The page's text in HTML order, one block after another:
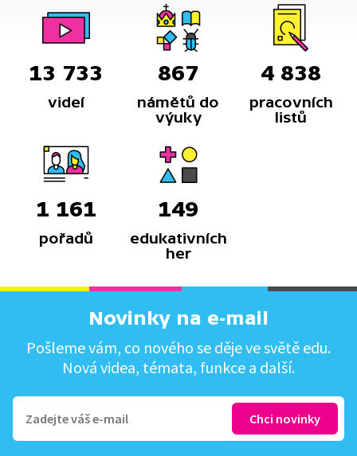
13 733
videí
867
námětů do
výuky
4 838
pracovních
listů
1 161
pořadů
149
edukativních
her
Novinky na e-mail
Pošleme vám, co nového se děje ve světě edu.
Nová videa, témata, funkce a další.